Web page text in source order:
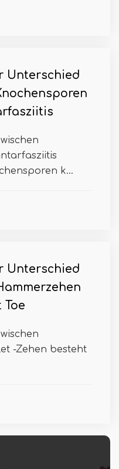
Unterschied
k...
Unterschied
Toe
-Zehen besteht